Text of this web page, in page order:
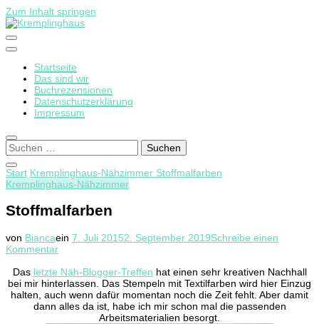
Zum Inhalt springen
Kremplinghaus
Startseite
Das sind wir
Buchrezensionen
Datenschutzerklärung
Impressum
Suchen
nach:
Start Kremplinghaus-Nähzimmer Stoffmalfarben
Kremplinghaus-Nähzimmer
Stoffmalfarben
von Biancaein 7. Juli 20152. September 2019Schreibe einen
Kommentarzu
Das letzte Näh-Blogger-Treffen hat einen sehr kreativen Nachhall
bei mir hinterlassen. Das Stempeln mit Textilfarben wird hier Einzug
halten, auch wenn dafür momentan noch die Zeit fehlt. Aber damit
dann alles da ist, habe ich mir schon mal die passenden
Arbeitsmaterialien besorgt.